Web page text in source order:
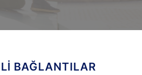
BAĞLANTILAR